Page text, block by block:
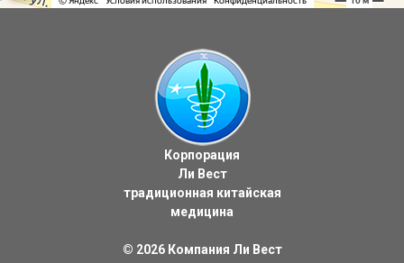
Корпорация
Ли Вест
традиционная китайская
медицина
© 2026 Компания Ли Вест